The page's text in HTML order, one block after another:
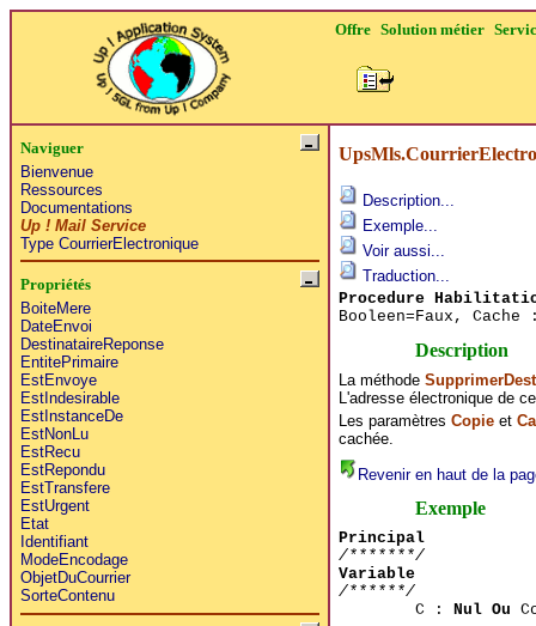
Offre Solution métier
Naviguer
Bienvenue
Ressources
Documentations
Up ! Mail Service
Type CourrierElectronique
Propriétés
BoiteMere
DateEnvoi
DestinataireReponse
EntitePrimaire
EstEnvoye
EstIndesirable
EstInstanceDe
EstNonLu
EstRecu
EstRepondu
EstTransfere
EstUrgent
Etat
Identifiant
ModeEncodage
ObjetDuCourrier
SorteContenu
Description...
Exemple...
Voir aussi...
Traduction...
Procedure
Booleen=Faux,
Description
La méthode
L'adresse électronique de
Les paramètres Copieet
cachée.
Revenir en haut de la
Exemple
Principal
/*******/
Variable
/******/
C : Nul Ou